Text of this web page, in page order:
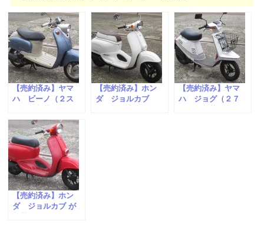
【売約済み】ヤマ
ハ ビーノ（２ス
た。
【売約済み】ホン
ダ ジョルカブ
【売約済み】ヤマ
ハ ジョグ（２７
【売約済み】ホン
ダ ジョルカブ が